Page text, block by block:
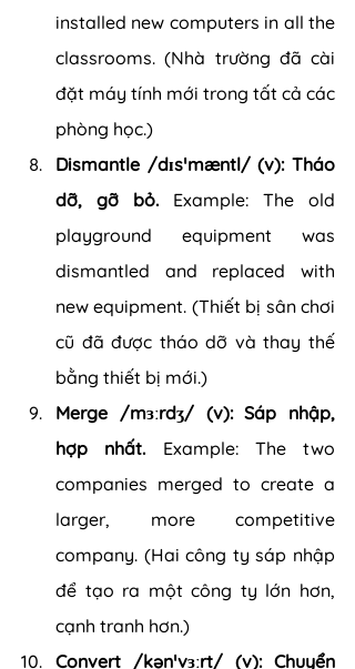
installed new computers in all the
classrooms. (Nhà trường đã cài
đặt máy tính mới trong tất cả các
phòng học.)
Dismantle /dɪsˈmæntl/ (v): Tháo
dỡ, gỡ bỏ. Example: The old
playground equipment was
dismantled and replaced with
new equipment. (Thiết bị sân chơi
cũ đã được tháo dỡ và thay thế
bằng thiết bị mới.)
Merge /mɜːrdʒ/ (v): Sáp nhập,
hợp nhất. Example: The two
companies merged to create a
larger, more competitive
company. (Hai công ty sáp nhập
để tạo ra một công ty lớn hơn,
cạnh tranh hơn.)
Convert /kənˈvɜːrt/ (v): Chuyển